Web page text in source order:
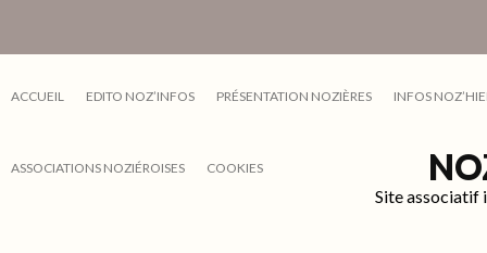
ACCUEIL EDITO NOZ’INFOS PRÉSENTATION NOZIÈRES INFOS
ASSOCIATIONS NOZIÉROISES COOKIES
Site associatif